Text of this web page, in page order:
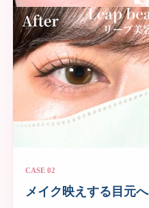
CASE 02
メイク映えする目元へ